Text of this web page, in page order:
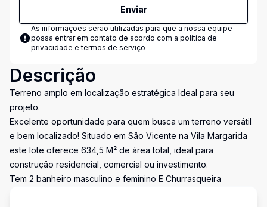
Enviar
As informações serão utilizadas para que a nossa equipe
possa entrar em contato de acordo com a política de
privacidade e termos de serviço
Descrição
Terreno amplo em localização estratégica Ideal para seu
projeto.
Excelente oportunidade para quem busca um terreno versátil
e bem localizado! Situado em São Vicente na Vila Margarida
este lote oferece 634,5 M² de área total, ideal para
construção residencial, comercial ou investimento.
Tem 2 banheiro masculino e feminino E Churrasqueira